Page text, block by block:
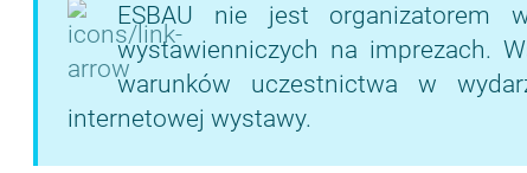
ESBAU nie jest organizatorem
wystawienniczych na imprezach.
warunków uczestnictwa w
internetowej wystawy.